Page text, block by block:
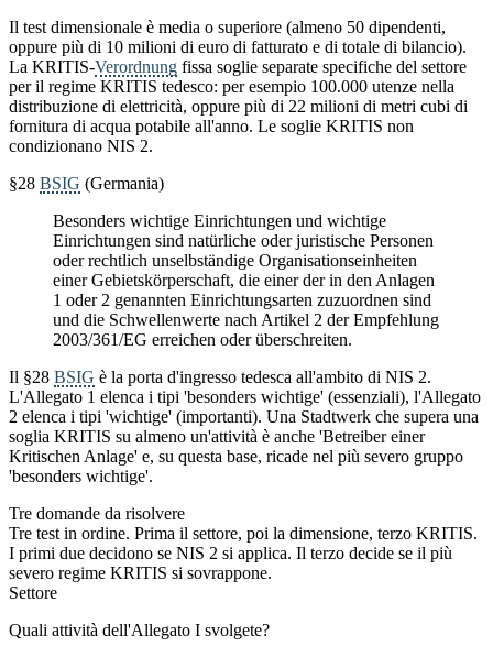
Il test dimensionale è media o superiore (almeno 50 dipendenti,
oppure più di 10 milioni di euro di fatturato e di totale di bilancio).
La KRITIS-Verordnung fissa soglie separate specifiche del settore
per il regime KRITIS tedesco: per esempio 100.000 utenze nella
distribuzione di elettricità, oppure più di 22 milioni di metri cubi di
fornitura di acqua potabile all'anno. Le soglie KRITIS non
condizionano NIS 2.
§28 BSIG (Germania)
Besonders wichtige Einrichtungen und wichtige
Einrichtungen sind natürliche oder juristische Personen
oder rechtlich unselbständige Organisationseinheiten
einer Gebietskörperschaft, die einer der in den Anlagen
1 oder 2 genannten Einrichtungsarten zuzuordnen sind
und die Schwellenwerte nach Artikel 2 der Empfehlung
2003/361/EG erreichen oder überschreiten.
Il §28 BSIG è la porta d'ingresso tedesca all'ambito di NIS 2.
L'Allegato 1 elenca i tipi 'besonders wichtige' (essenziali), l'Allegato
2 elenca i tipi 'wichtige' (importanti). Una Stadtwerk che supera una
soglia KRITIS su almeno un'attività è anche 'Betreiber einer
Kritischen Anlage' e, su questa base, ricade nel più severo gruppo
'besonders wichtige'.
Tre domande da risolvere
Tre test in ordine. Prima il settore, poi la dimensione, terzo KRITIS.
I primi due decidono se NIS 2 si applica. Il terzo decide se il più
severo regime KRITIS si sovrappone.
Settore
Quali attività dell'Allegato I svolgete?